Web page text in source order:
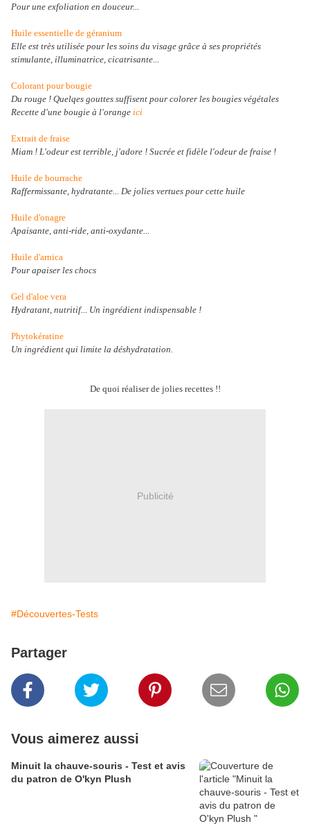
Pour une exfoliation en douceur...
Huile essentielle de géranium
Elle est très utilisée pour les soins du visage grâce à ses propriétés
stimulante, illuminatrice, cicatrisante...
Colorant pour bougie
Du rouge ! Quelqes gouttes suffisent pour colorer les bougies végétales
Recette d'une bougie à l'orange ici
Extrait de fraise
Miam ! L'odeur est terrible, j'adore ! Sucrée et fidèle l'odeur de fraise !
Huile de bourrache
Raffermissante, hydratante... De jolies vertues pour cette huile
Huile d'onagre
Apaisante, anti-ride, anti-oxydante...
Huile d'arnica
Pour apaiser les chocs
Gel d'aloe vera
Hydratant, nutritif... Un ingrédient indispensable !
Phytokératine
Un ingrédient qui limite la déshydratation.
De quoi réaliser de jolies recettes !!
Publicité
#Découvertes-Tests
Partager
Vous aimerez aussi
Minuit la chauve-souris - Test et avis
du patron de O'kyn Plush